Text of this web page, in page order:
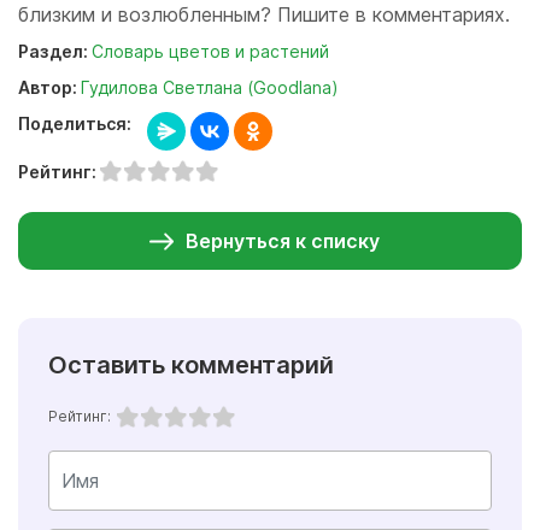
близким и возлюбленным? Пишите в комментариях.
Раздел: Словарь цветов и растений
Автор: Гудилова Светлана (Goodlana)
Поделиться:
Рейтинг:
Вернуться к списку
Оставить комментарий
Рейтинг: